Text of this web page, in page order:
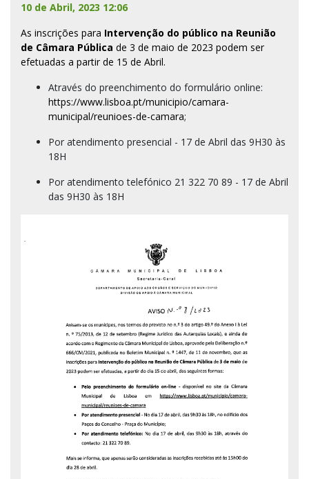
10 de Abril, 2023 12:06
As inscrições para Intervenção do público na Reunião
de Câmara Pública de 3 de maio de 2023 podem ser
efetuadas a partir de 15 de Abril.
Através do preenchimento do formulário online:
https://www.lisboa.pt/municipio/camara-
municipal/reunioes-de-camara;
Por atendimento presencial - 17 de Abril das 9H30 às
18H
Por atendimento telefónico 21 322 70 89 - 17 de Abril
das 9H30 às 18H